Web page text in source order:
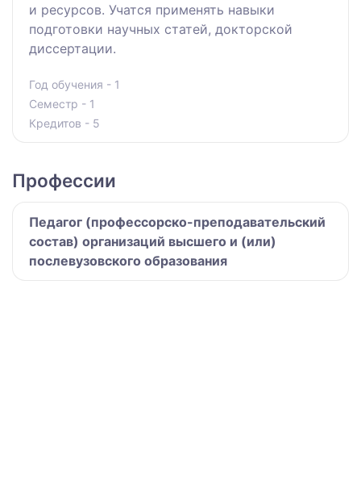
и ресурсов. Учатся применять навыки
подготовки научных статей, докторской
диссертации.
Год обучения - 1
Семестр - 1
Кредитов - 5
Профессии
Педагог (профессорско-преподавательский
состав) организаций высшего и (или)
послевузовского образования